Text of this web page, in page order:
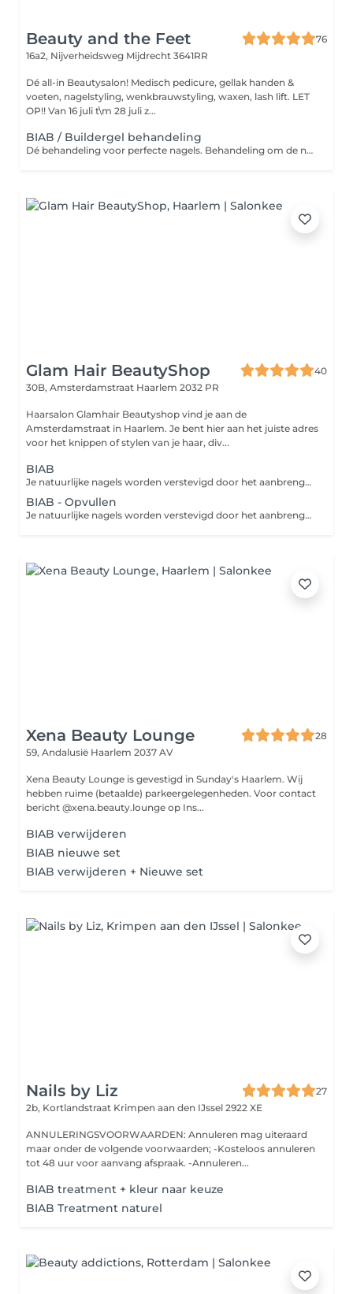
Beauty and the Feet
76
16a2, Nijverheidsweg Mijdrecht 3641RR
Dé all-in Beautysalon! Medisch pedicure, gellak handen &
voeten, nagelstyling, wenkbrauwstyling, waxen, lash lift. LET
OP!! Van 16 juli t\m 28 juli z...
BIAB / Buildergel behandeling
Dé behandeling voor perfecte nagels. Behandeling om de natuurlijke nagel te verstevigen.
Glam Hair BeautyShop
40
30B, Amsterdamstraat Haarlem 2032 PR
Haarsalon Glamhair Beautyshop vind je aan de
Amsterdamstraat in Haarlem. Je bent hier aan het juiste adres
voor het knippen of stylen van je haar, div...
BIAB
Je natuurlijke nagels worden verstevigd door het aanbrengen van een set kunstnagels. Je nagels worden hierbij niet verlengd met tips.
BIAB - Opvullen
Je natuurlijke nagels worden verstevigd door het aanbrengen van een set kunstnagels. Je nagels worden hierbij niet verlengd met tips.
Xena Beauty Lounge
28
59, Andalusië Haarlem 2037 AV
Xena Beauty Lounge is gevestigd in Sunday's Haarlem. Wij
hebben ruime (betaalde) parkeergelegenheden. Voor contact
bericht @xena.beauty.lounge op Ins...
BIAB verwijderen
BIAB nieuwe set
BIAB verwijderen + Nieuwe set
Nails by Liz
27
2b, Kortlandstraat Krimpen aan den IJssel 2922 XE
ANNULERINGSVOORWAARDEN: Annuleren mag uiteraard
maar onder de volgende voorwaarden; -Kosteloos annuleren
tot 48 uur voor aanvang afspraak. -Annuleren...
BIAB treatment + kleur naar keuze
BIAB Treatment naturel